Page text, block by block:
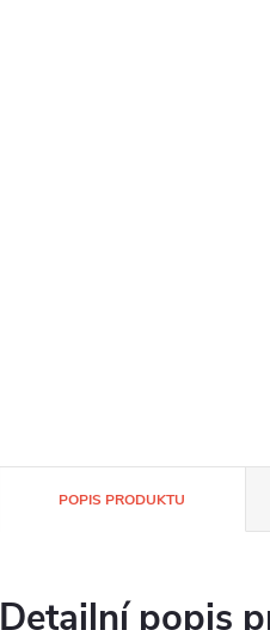
POPIS PRODUKTU
Detailní popis